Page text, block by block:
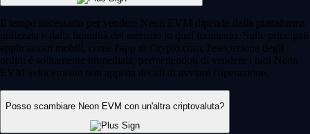
Il tempo necessario per vendere Neon EVM dipende dalla piattaforma
utilizzata e dalla liquidità del mercato in quel momento. Sulle principali
applicazioni mobili, come l'app di Crypto.com, l'esecuzione degli
ordini è solitamente immediata, permettendoti di vendere i tuoi Neon
EVM velocemente non appena decidi di avviare l'operazione.
Posso scambiare Neon EVM con un'altra criptovaluta?